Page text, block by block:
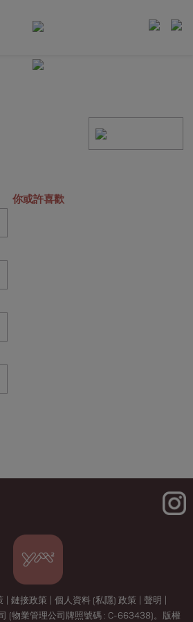
你或許喜歡
鏈接政策 個人資料 (私隱) 政策 聲明
(物業管理公司牌照號碼 : C-663438)。版權